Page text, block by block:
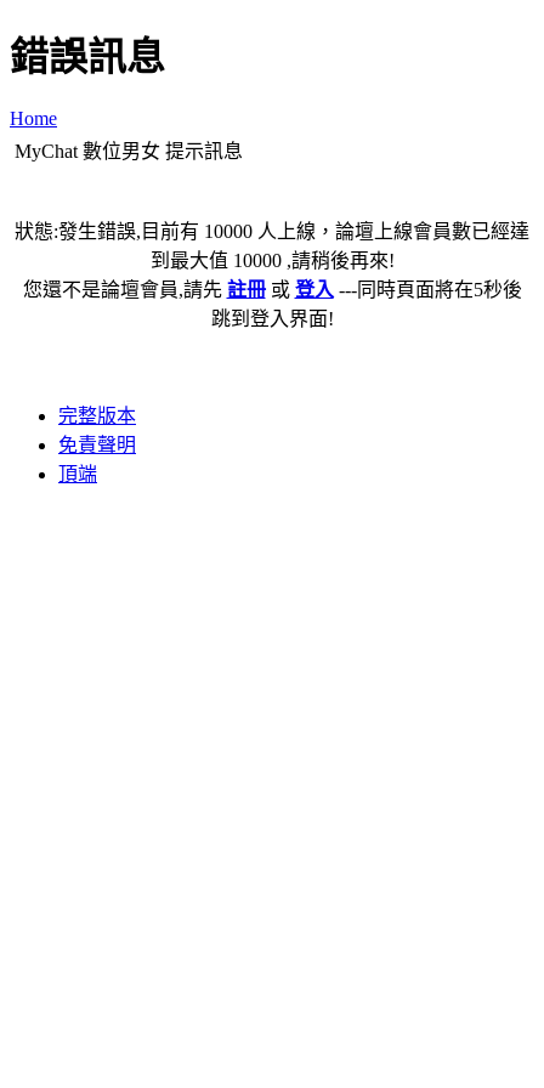
錯誤訊息
Home
MyChat 數位男女 提示訊息
狀態:發生錯誤,目前有 10000 人上線，論壇上線會員數已經達
到最大值 10000 ,請稍後再來!
您還不是論壇會員,請先 註冊或 登入 ---同時頁面將在5秒後
跳到登入界面!
完整版本
免責聲明
頂端